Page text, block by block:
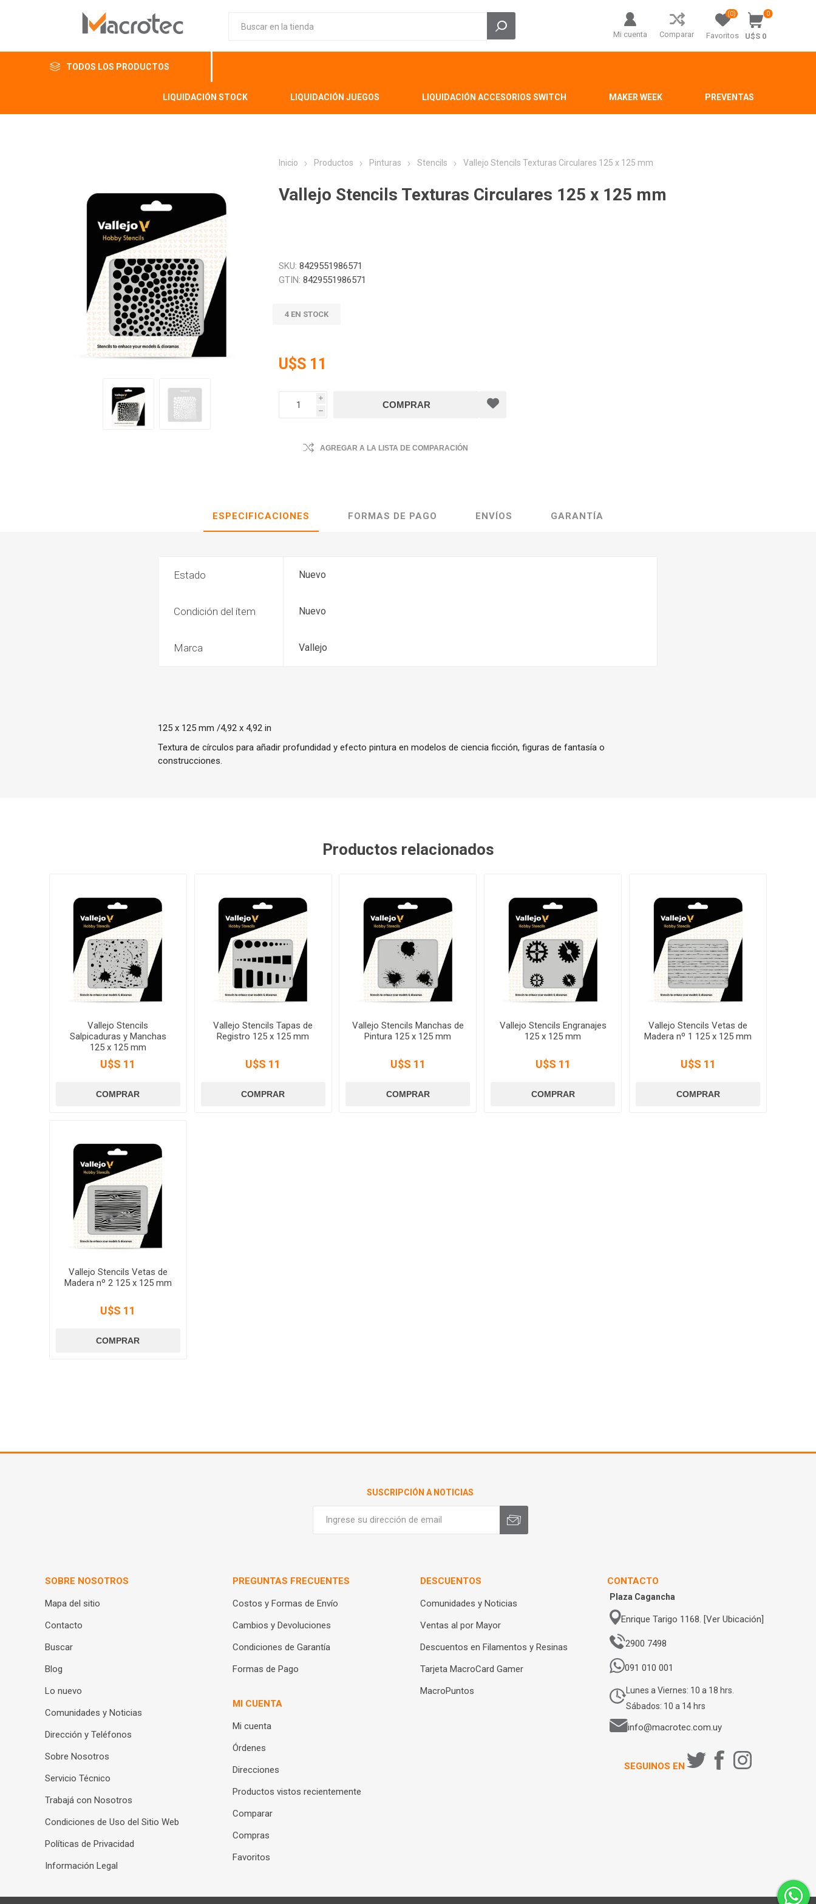
Mi cuenta Comparar Favoritos
(0) 0
U$S 0
TODOS LOS PRODUCTOS
LIQUIDACIÓN STOCK LIQUIDACIÓN JUEGOS LIQUIDACIÓN ACCESORIOS SWITCH MAKER WEEK PREVENTAS
Inicio Productos Pinturas Stencils Vallejo Stencils Texturas Circulares 125 x 125 mm
Vallejo Stencils Texturas Circulares 125 x 125 mm
SKU: 8429551986571
GTIN: 8429551986571
4 EN STOCK
U$S 11
i
h
AGREGAR A LA LISTA DE COMPARACIÓN
ESPECIFICACIONES FORMAS DE PAGO ENVÍOS GARANTÍA
Estado Nuevo
Condición del ítem Nuevo
Marca Vallejo
125 x 125 mm /4,92 x 4,92 in
Textura de círculos para añadir profundidad y efecto pintura en modelos de ciencia ficción, figuras de fantasía o
construcciones.
Productos relacionados
Vallejo Stencils
Salpicaduras y Manchas
125 x 125 mm
U$S 11
Vallejo Stencils Tapas de
Registro 125 x 125 mm
U$S 11
Vallejo Stencils Manchas de
Pintura 125 x 125 mm
U$S 11
Vallejo Stencils Engranajes
125 x 125 mm
U$S 11
Vallejo Stencils Vetas de
Madera nº 1 125 x 125 mm
U$S 11
Vallejo Stencils Vetas de
Madera nº 2 125 x 125 mm
U$S 11
SUSCRIPCIÓN A NOTICIAS
SOBRE NOSOTROS
Mapa del sitio
Contacto
Buscar
Blog
Lo nuevo
Comunidades y Noticias
Dirección y Teléfonos
Sobre Nosotros
Servicio Técnico
Trabajá con Nosotros
Condiciones de Uso del Sitio Web
Políticas de Privacidad
Información Legal
PREGUNTAS FRECUENTES
Costos y Formas de Envío
Cambios y Devoluciones
Condiciones de Garantía
Formas de Pago
MI CUENTA
Mi cuenta
Órdenes
Direcciones
Productos vistos recientemente
Comparar
Compras
Favoritos
DESCUENTOS
Comunidades y Noticias
Ventas al por Mayor
Descuentos en Filamentos y Resinas
Tarjeta MacroCard Gamer
MacroPuntos
CONTACTO
Plaza Cagancha
Enrique Tarigo 1168. [Ver Ubicación]
2900 7498
091 010 001
Lunes a Viernes: 10 a 18 hrs.
Sábados: 10 a 14 hrs
info@macrotec.com.uy
SEGUINOS EN